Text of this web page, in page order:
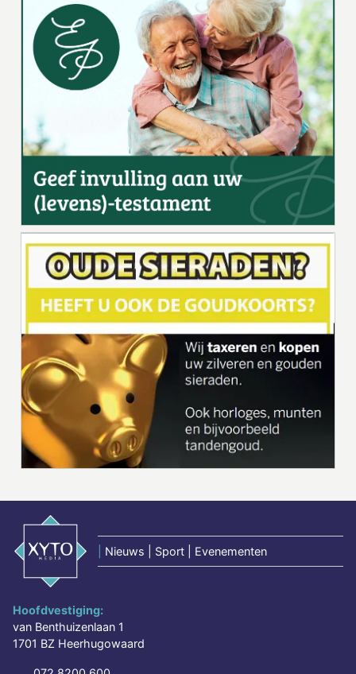
Nieuws | Sport | Evenementen
Hoofdvestiging:
van Benthuizenlaan 1
1701 BZ Heerhugowaard